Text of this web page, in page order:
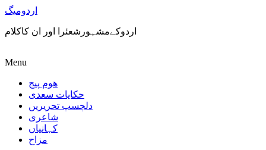
اردومیگ
اردوکےمشہورشعئرا اور ان کاکلام
Menu
ھوم پیج
حکایات سعدی
دلچسپ تحریریں
شاعری
کہانیاں
مزاح